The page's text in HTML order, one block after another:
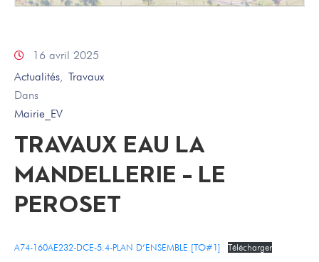
16 avril 2025
Actualités‚ Travaux
Dans
Mairie_EV
TRAVAUX EAU LA
MANDELLERIE – LE
PEROSET
A74-160AE232-DCE-5.4-PLAN D’ENSEMBLE [TO#1] Télécharger